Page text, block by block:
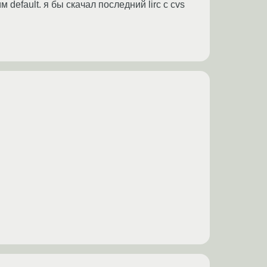
default. я бы скачал последний lirc c cvs